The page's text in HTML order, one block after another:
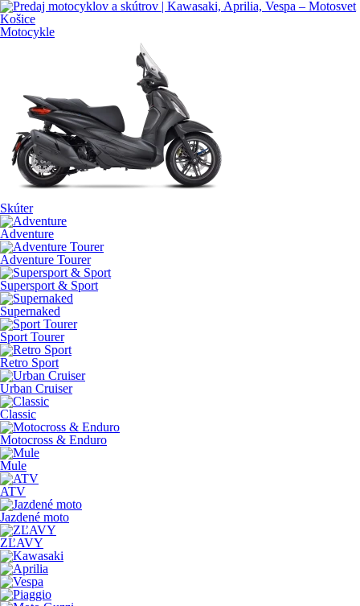
Motocykle
Skúter
Adventure
Adventure Tourer
Supersport & Sport
Supernaked
Sport Tourer
Retro Sport
Urban Cruiser
Classic
Motocross & Enduro
Mule
ATV
Jazdené moto
ZĽAVY